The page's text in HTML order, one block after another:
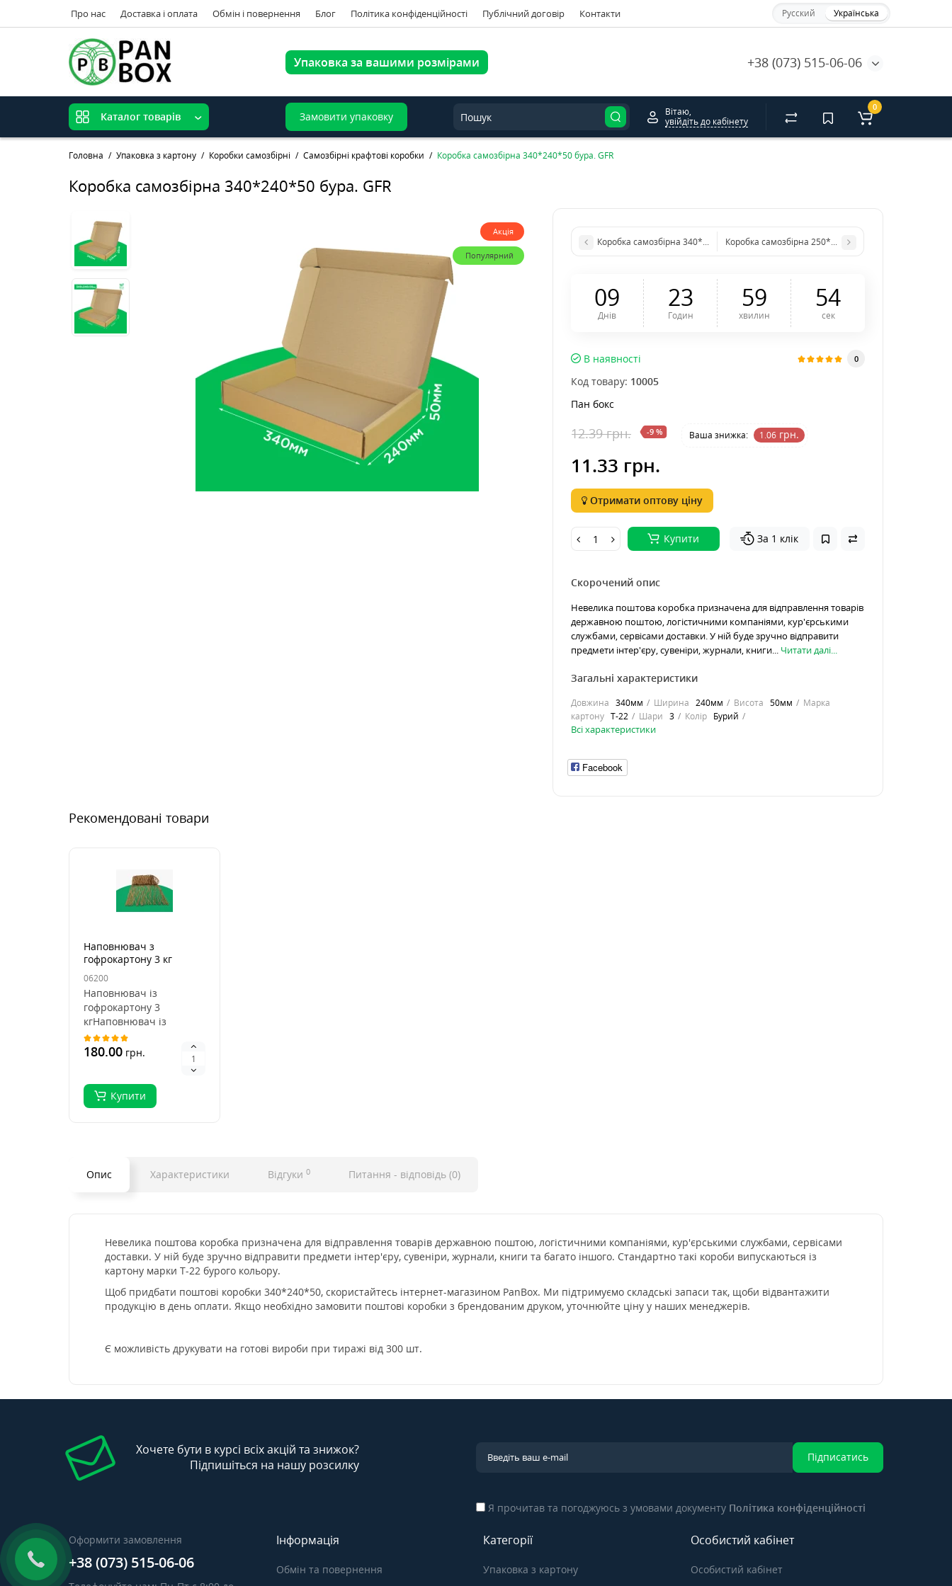
Про нас Доставка і оплата Обмін і повернення Блог Політика конфіденційності Публічний договір Контакти Русский Українська
+38 (073) 515-06-06
Упаковка за вашими розмірами
Каталог товарів Замовити упаковку
Вітаю,
увійдіть до кабінету
0
Головна Упаковка з картону Коробки самозбірні Самозбірні крафтові коробки Коробка самозбірна 340*240*50 бура. GFR
Коробка самозбірна 340*240*50 бура. GFR
Акція
Популярний
Коробка самозбірна 340*240*100 бура. GFR Коробка самозбірна 250*250*110 мм бура. GFR
09
Днів
23
Годин
59
хвилин
54
сек
В наявності 0
Код товару: 10005
Пан бокс
12.39 грн. -9 % Ваша знижка: 1.06грн.
11.33 грн.
Отримати оптову ціну
Купити За 1 клік
Скорочений опис
Невелика поштова коробка призначена для відправлення товарів
державною поштою, логістичними компаніями, кур'єрськими
службами, сервісами доставки. У ній буде зручно відправити
предмети інтер'єру, сувеніри, журнали, книги... Читати далі...
Загальні характеристики
Довжина 340мм Ширина 240мм Висота 50мм
Марка
картону Т-22 Шари 3 Колір Бурий
Всі характеристики
Facebook
Рекомендовані товари
Наповнювач з
гофрокартону 3 кг
06200
Наповнювач із
гофрокартону 3
кгНаповнювач із
гофрокартону — це
практичне та
екологічне рішення для
180.00 грн.
Купити
Опис Характеристики Відгуки 0 Питання - відповідь (0)
Невелика поштова коробка призначена для відправлення товарів державною поштою, логістичними компаніями, кур'єрськими службами, сервісами
доставки. У ній буде зручно відправити предмети інтер'єру, сувеніри, журнали, книги та багато іншого. Стандартно такі короби випускаються із
картону марки Т-22 бурого кольору.
Щоб придбати поштові коробки 340*240*50, скористайтесь інтернет-магазином PanBox. Ми підтримуємо складські запаси так, щоби відвантажити
продукцію в день оплати. Якщо необхідно замовити поштові коробки з брендованим друком, уточнюйте ціну у наших менеджерів.
Є можливість друкувати на готові вироби при тиражі від 300 шт.
Хочете бути в курсі всіх акцій та знижок?
Підпишіться на нашу розсилку
Підписатись
Я прочитав та погоджуюсь з умовами документу Політика конфіденційності
Оформити замовлення
+38 (073) 515-06-06
Інформація
Обмін та повернення
Категорії
Упаковка з картону
Особистий кабінет
Особистий кабінет